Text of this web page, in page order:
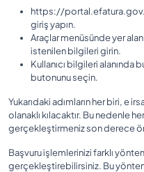
https://
giriş yapın.
Araçlar menüsünde yer alan
istenilen bilgileri girin.
Kullanıcı bilgileri alanında
butonunu seçin.
Yukarıdaki adımların her biri, e
olanaklı kılacaktır. Bu nedenle
gerçekleştirmeniz son derece
Başvuru işlemlerinizi farklı
gerçekleştirebilirsiniz. Bu